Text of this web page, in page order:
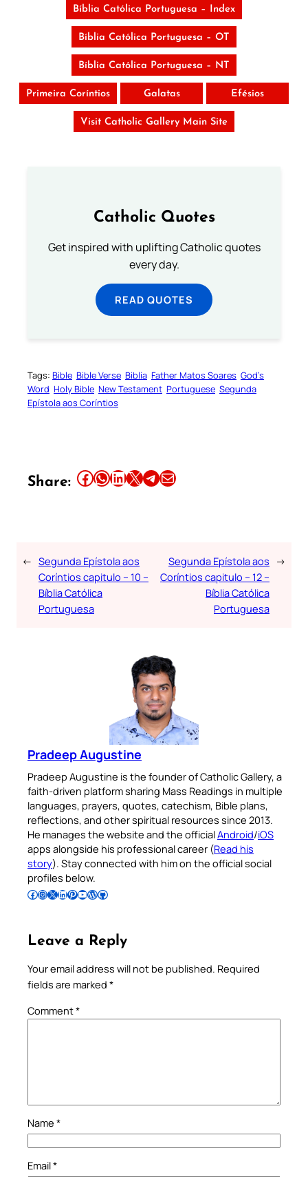
Bíblia Católica Portuguesa – Index
Bíblia Católica Portuguesa – OT
Bíblia Católica Portuguesa – NT
Primeira Coríntios Galatas Efésios
Visit Catholic Gallery Main Site
Catholic Quotes
Get inspired with uplifting Catholic quotes
every day.
READ QUOTES
Tags: Bible Bible Verse Biblia Father Matos Soares God’s
Word Holy Bible New Testament Portuguese Segunda
Epístola aos Coríntios
Share: Share this article on Facebook Share this article on WhatsApp Share this article on LinkedIn Share this article on X Share this article on TelegramEmail this Article
← Segunda Epístola aos
Coríntios capitulo – 10 –
Bíblia Católica
Portuguesa
Segunda Epístola aos
Coríntios capitulo – 12 –
Bíblia Católica
Portuguesa
→
Pradeep Augustine
Pradeep Augustine is the founder of Catholic Gallery, a
faith-driven platform sharing Mass Readings in multiple
languages, prayers, quotes, catechism, Bible plans,
reflections, and other spiritual resources since 2013.
He manages the website and the officialAndroid/iOS
apps alongside his professional career (Read his
story). Stay connected with him on the official social
profiles below.
Follow Pradeep on Facebook Follow Pradeep on InstagramFollow Pradeep on X Follow Pradeep on LinkedIn Follow Pradeep on Pinterest Subscribe to Pradeep’s Youtube Channel Follow Pradeep on WordPress Follow Pradeep on GitHub
Leave a Reply
Your email address will not be published. Required
fields are marked *
Comment*
Name *
Email*